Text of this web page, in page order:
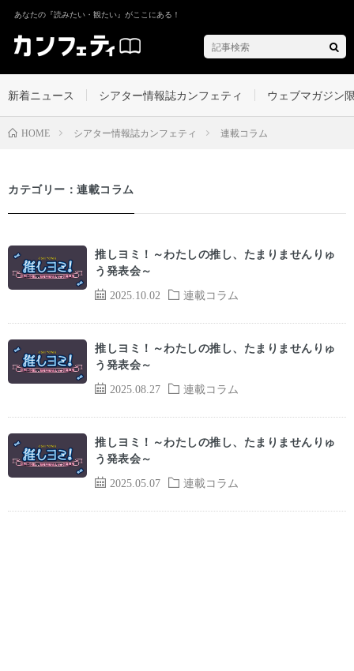
あなたの『読みたい・観たい』がここにある！
新着ニュース シアター情報誌カンフェティ ウェブマガジン
HOME シアター情報誌カンフェティ 連載コラム
カテゴリー：連載コラム
2025.10.02 連載コラム
推しヨミ！～わたしの推し、たまりませんりゅ
う発表会～
2025.08.27 連載コラム
推しヨミ！～わたしの推し、たまりませんりゅ
う発表会～
2025.05.07 連載コラム
推しヨミ！～わたしの推し、たまりませんりゅ
う発表会～